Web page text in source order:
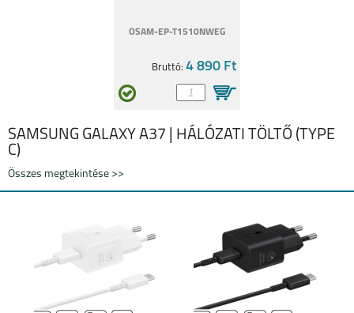
OSAM-EP-T1510NWEG
Bruttó: 4 890 Ft
SAMSUNG GALAXY A37 | HÁLÓZATI TÖLTŐ (TYPE
C)
Összes megtekintése >>